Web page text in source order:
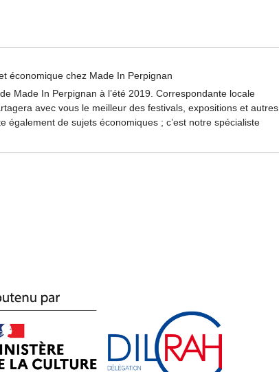
économique chez Made In Perpignan
Made In Perpignan à l’été 2019. Correspondante locale
avec vous le meilleur des festivals, expositions et autres
également de sujets économiques ; c’est notre spécialiste